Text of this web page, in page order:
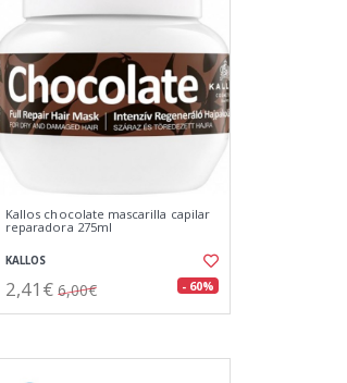
Kallos chocolate mascarilla capilar
reparadora 275ml
KALLOS
2,41€ 6,00€ - 60%